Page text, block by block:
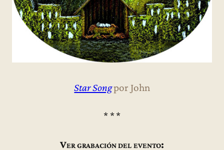
Star Songpor John
* * *
Ver grabación del evento: